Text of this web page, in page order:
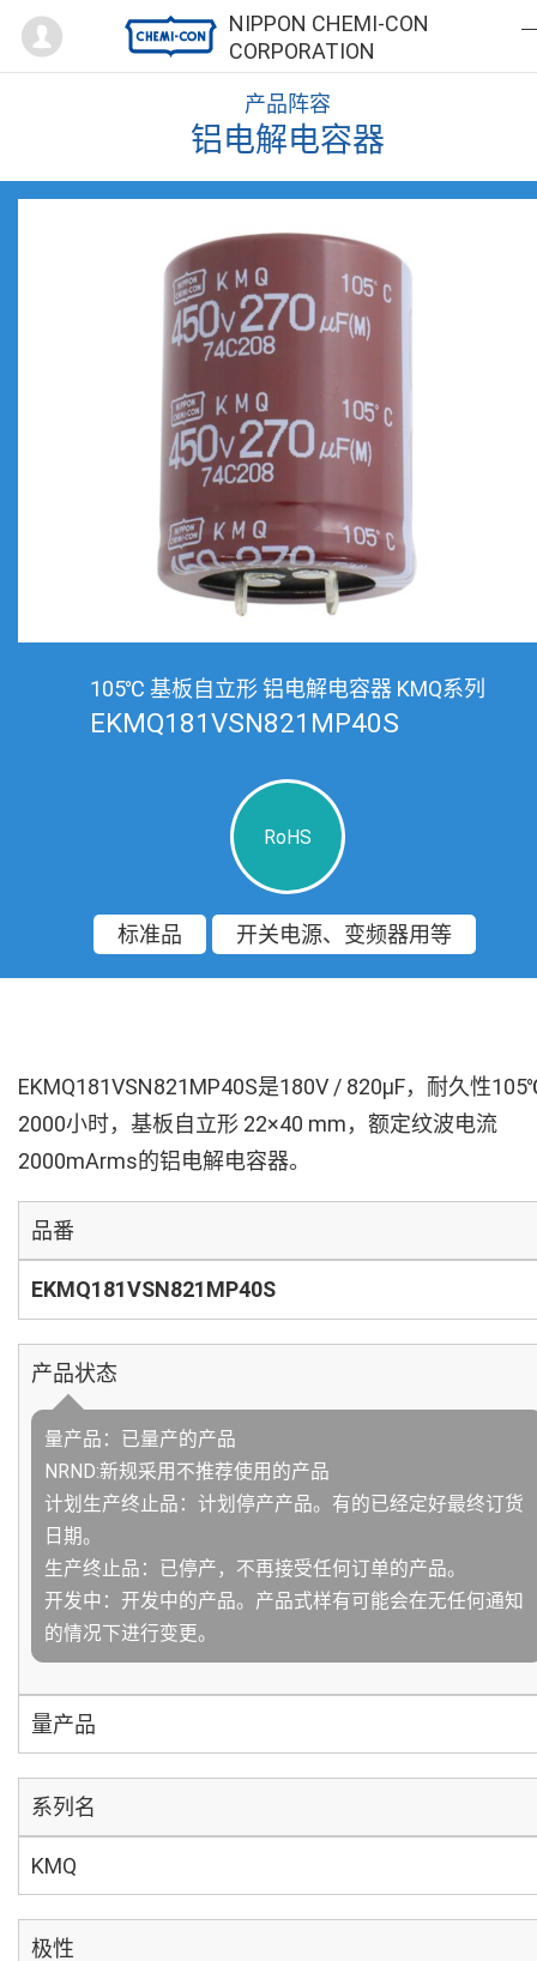
NIPPON CHEMI-CON
CORPORATION
Mypage
产品阵容
铝电解电容器
105℃ 基板自立形 铝电解电容器 KMQ系列
EKMQ181VSN821MP40S
RoHS
标准品 开关电源、变频器用等
EKMQ181VSN821MP40S是180V / 820µF，耐久性
2000小时，基板自立形 22×40 mm，额定纹波电流
2000mArms的铝电解电容器。
品番
EKMQ181VSN821MP40S
产品状态
量产品：已量产的产品
NRND:新规采用不推荐使用的产品
计划生产终止品：计划停产产品。有的已经定好最终订货
日期。
生产终止品：已停产，不再接受任何订单的产品。
开发中：开发中的产品。产品式样有可能会在无任何通知
的情况下进行变更。
量产品
系列名
KMQ
极性